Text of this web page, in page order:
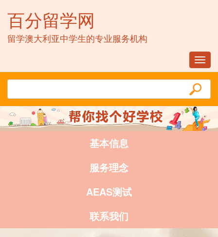
百分留学网
留学澳大利亚中学生的专业服务机构
基本信息
服务理念
AEAS测试
联系我们